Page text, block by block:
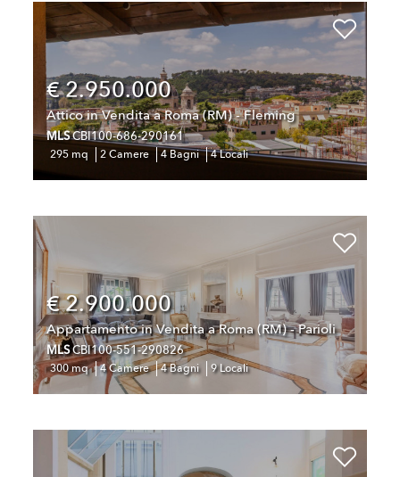
€ 2.950.000
Attico in Vendita a Roma (RM) - Fleming
MLSCBI100-686-290161
295 mq 2 Camere 4 Bagni 4 Locali
€ 2.900.000
Appartamento in Vendita a Roma (RM) - Parioli
MLSCBI100-551-290826
300 mq 4 Camere 4 Bagni 9 Locali